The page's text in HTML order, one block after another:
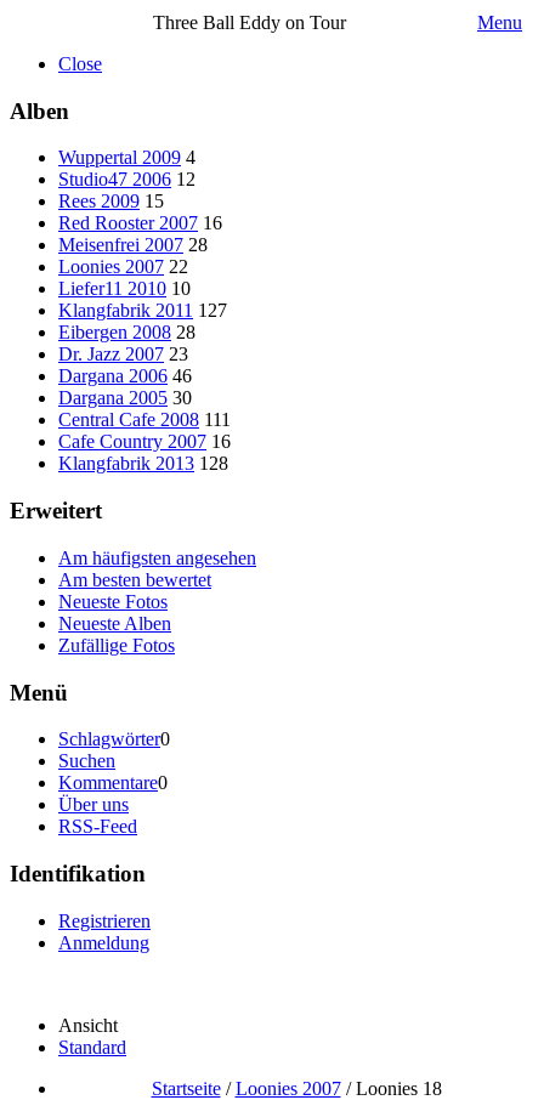
Three Ball Eddy on Tour
Menu
Close
Alben
Wuppertal 2009 4
Studio47 2006 12
Rees 2009 15
Red Rooster 2007 16
Meisenfrei 2007 28
Loonies 2007 22
Liefer11 2010 10
Klangfabrik 2011 127
Eibergen 2008 28
Dr. Jazz 2007 23
Dargana 2006 46
Dargana 2005 30
Central Cafe 2008 111
Cafe Country 2007 16
Klangfabrik 2013 128
Erweitert
Am häufigsten angesehen
Am besten bewertet
Neueste Fotos
Neueste Alben
Zufällige Fotos
Menü
Schlagwörter0
Suchen
Kommentare0
Über uns
RSS-Feed
Identifikation
Registrieren
Anmeldung
Ansicht
Standard
Startseite/Loonies 2007/Loonies 18